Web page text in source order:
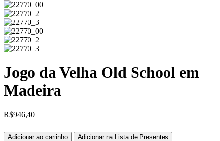
Jogo da Velha Old School em
Madeira
R$946,40
Adicionar ao carrinho Adicionar na Lista de Presentes